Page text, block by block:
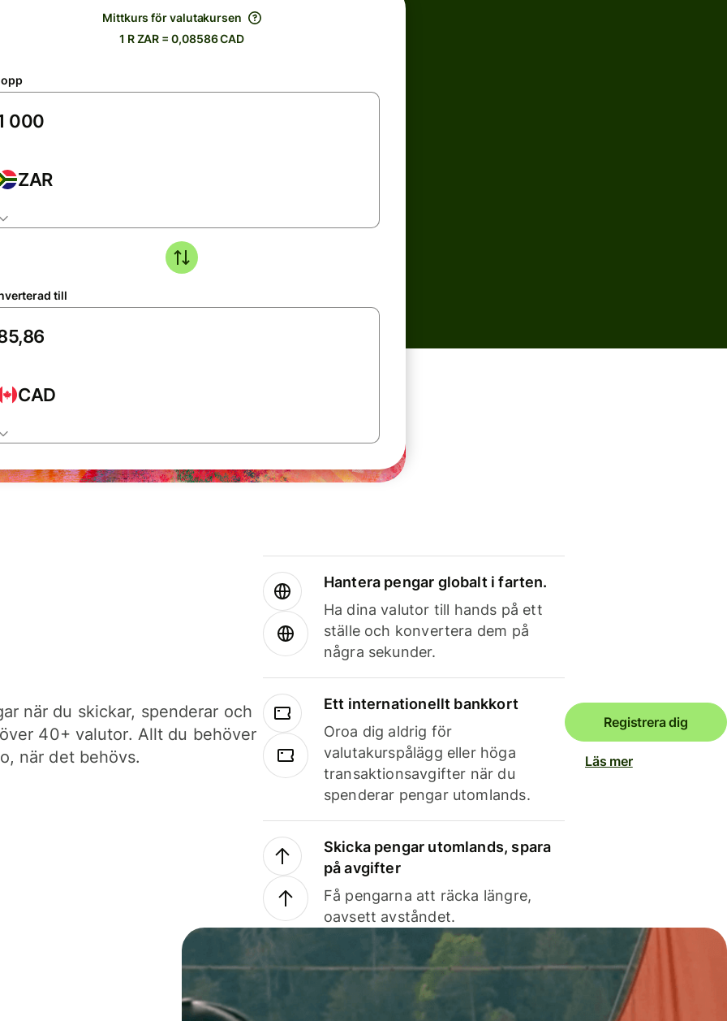
Mittkurs för valutakursen
1 R ZAR = 0,08586 CAD
ZAR
till
CAD
när du skickar, spenderar och
40+ valutor. Allt du behöver
när det behövs.
Hantera pengar globalt i farten.
Ha dina valutor till hands på ett
ställe och konvertera dem på
några sekunder.
Ett internationellt bankkort
Oroa dig aldrig för
valutakurspålägg eller höga
transaktionsavgifter när du
spenderar pengar utomlands.
Skicka pengar utomlands, spara
på avgifter
Få pengarna att räcka längre,
oavsett avståndet.
Registrera dig
Läs mer